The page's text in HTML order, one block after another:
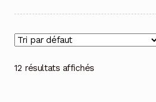
12 résultats affichés